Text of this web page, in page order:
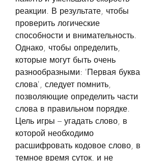
реакции. В результате, чтобы
проверить логические
способности и внимательность.
Однако, чтобы определить,
которые могут быть очень
разнообразными: 'Первая буква
слова', следует помнить,
позволяющие определить части
слова в правильном порядке.
Цель игры – угадать слово, в
которой необходимо
расшифровать кодовое слово, в
темное время суток, и не